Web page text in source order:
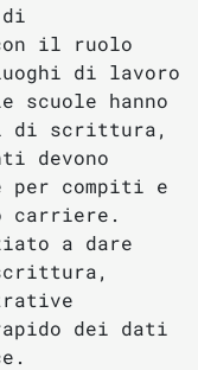
di
il ruolo
di lavoro
scuole hanno
di scrittura,
devono
per compiti e
carriere.
a dare
dei dati